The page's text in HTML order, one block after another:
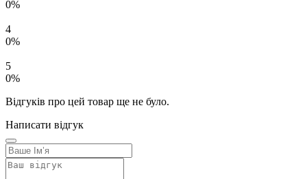
0%
4
0%
5
0%
Відгуків про цей товар ще не було.
Написати відгук